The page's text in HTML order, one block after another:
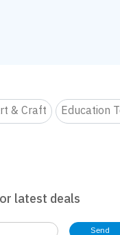
& Craft
Education
latest deals
Send